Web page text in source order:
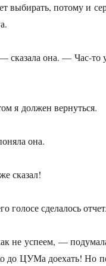
выбирать, потому и
она. — Час-то у
я должен вернуться.
она.
сказал!
голосе сделалось
не успеем, —
до ЦУМа доехать! Но